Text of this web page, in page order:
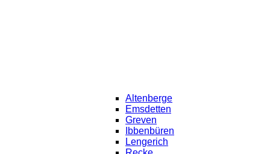
Altenberge
Emsdetten
Greven
Ibbenbüren
Lengerich